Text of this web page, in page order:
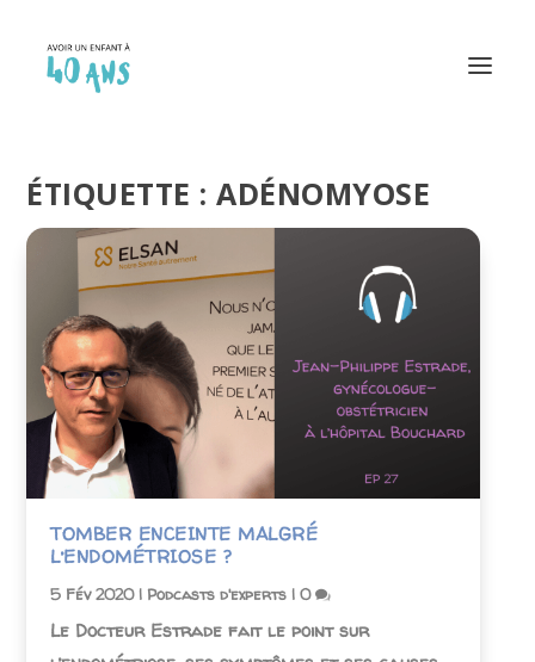
ÉTIQUETTE :ADÉNOMYOSE
TOMBER ENCEINTE MALGRÉ
L’ENDOMÉTRIOSE ?
5 Fév 2020| Podcasts d'experts |0
Le Docteur Estrade fait le point sur